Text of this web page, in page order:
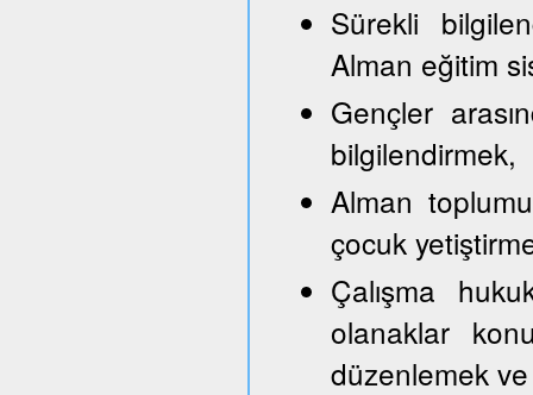
Sürekli
Alman eğitim
Gençler
bilgilendirmek,
Alman
çocuk
Çalışma
olanaklar
düzenlemek